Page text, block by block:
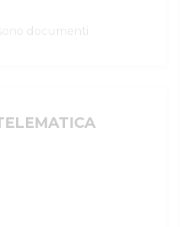
documenti